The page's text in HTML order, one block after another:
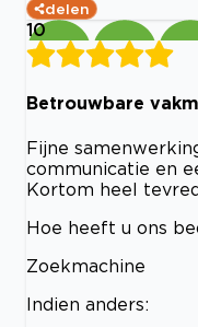
delen
10
Betrouwbare
Fijne
communicatie en
Kortom heel
Hoe heeft u ons
Zoekmachine
Indien anders: